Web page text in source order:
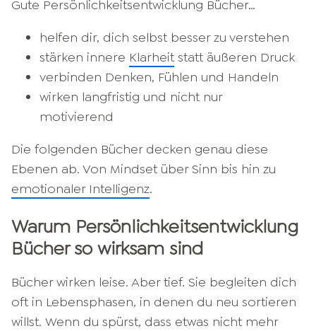
Gute Persönlichkeitsentwicklung Bücher…
helfen dir, dich selbst besser zu verstehen
stärken innere Klarheit statt äußeren Druck
verbinden Denken, Fühlen und Handeln
wirken langfristig und nicht nur
motivierend
Die folgenden Bücher decken genau diese
Ebenen ab. Von Mindset über Sinn bis hin zu
emotionaler Intelligenz.
Warum Persönlichkeitsentwicklung
Bücher so wirksam sind
Bücher wirken leise. Aber tief. Sie begleiten dich
oft in Lebensphasen, in denen du neu sortieren
willst. Wenn du spürst, dass etwas nicht mehr